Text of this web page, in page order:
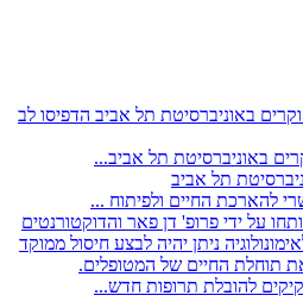
באוניברסיטת תל אביב...
להארכת החיים ולפיתוח ...
להובלת תרופות חדש...